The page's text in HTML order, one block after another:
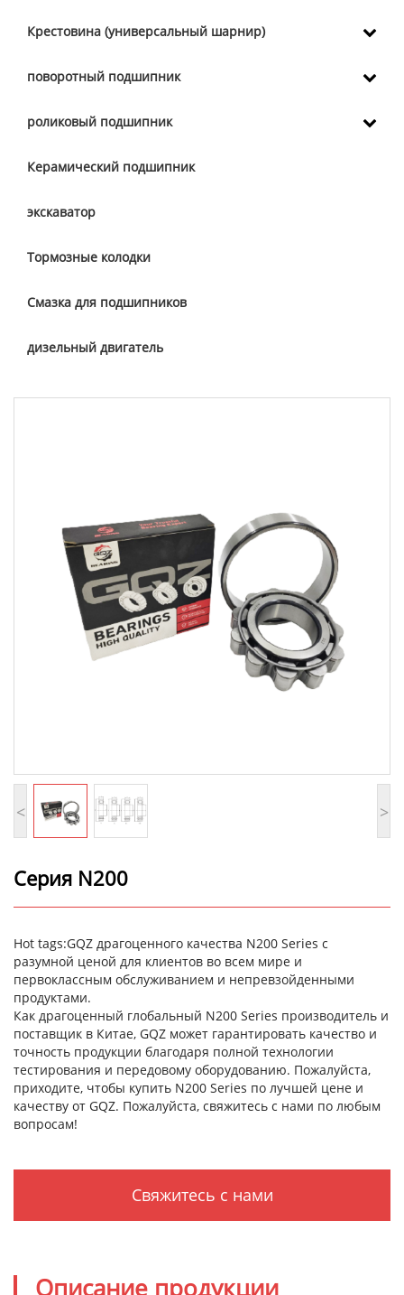
Крестовина (универсальный шарнир)
поворотный подшипник
роликовый подшипник
Керамический подшипник
экскаватор
Тормозные колодки
Смазка для подшипников
дизельный двигатель
< >
Серия N200
Hot tags:GQZ драгоценного качества N200 Series с
разумной ценой для клиентов во всем мире и
первоклассным обслуживанием и непревзойденными
продуктами.
Как драгоценный глобальный N200 Series производитель и
поставщик в Китае, GQZ может гарантировать качество и
точность продукции благодаря полной технологии
тестирования и передовому оборудованию. Пожалуйста,
приходите, чтобы купить N200 Series по лучшей цене и
качеству от GQZ. Пожалуйста, свяжитесь с нами по любым
вопросам!
Свяжитесь с нами
Описание продукции